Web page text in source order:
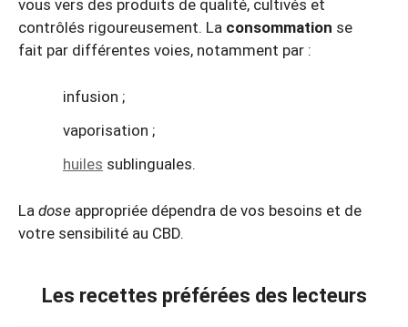
vous vers des produits de qualité, cultivés et
contrôlés rigoureusement. La consommation se
fait par différentes voies, notamment par :
infusion ;
vaporisation ;
huiles sublinguales.
La dose appropriée dépendra de vos besoins et de
votre sensibilité au CBD.
Les recettes préférées des lecteurs